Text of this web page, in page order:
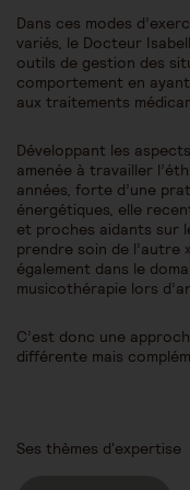
Dans ces modes
variés, le Docteur
outils de gestion des
comportement en
aux traitements
Développant les
amenée à travailler
années, forte d’une
énergétiques, elle
et proches aidants sur
prendre soin de l’autre
également dans le
musicothérapie lors
C’est donc une
différente mais
Ses thèmes d'expertise